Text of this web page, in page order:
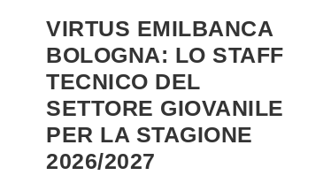
VIRTUS EMILBANCA
BOLOGNA: LO STAFF
TECNICO DEL
SETTORE GIOVANILE
PER LA STAGIONE
2026/2027